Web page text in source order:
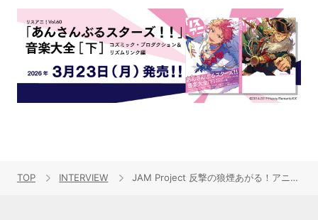
TOP INTERVIEW JAM Project 反撃の狼煙あがる！アニメ『ゲッターロボ アーク』用新曲「Bloodlines～運命の血統～」発売記念インタビュー